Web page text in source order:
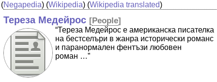
(Negapedia) (Wikipedia) (Wikipedia translated)
Тереза Медейрос [People]
“Тереза Медейрос е американска писателка
на бестселъри в жанра исторически романс
и паранормален фентъзи любовен
роман …”